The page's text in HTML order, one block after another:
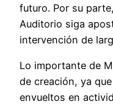
futuro. Por su
Auditorio siga
intervención de
Lo importante de
de creación, ya
envueltos en